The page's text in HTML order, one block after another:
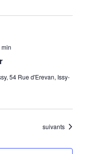
et
vues
min
54 Rue d'Erevan, Issy-
Évènements
suivants